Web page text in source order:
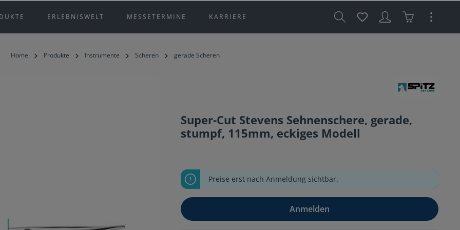
ERLEBNISWELT MESSETERMINE KARRIERE
Home Produkte Instrumente Scheren gerade Scheren
Super-Cut Stevens Sehnenschere, gerade,
stumpf, 115mm, eckiges Modell
Preise erst nach Anmeldung sichtbar.
Anmelden